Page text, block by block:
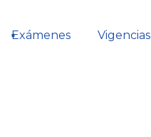
Exámenes Vigencias